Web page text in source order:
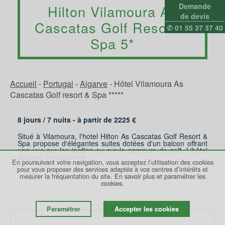
Demande
de devis
✆ 01 55 37 37 40
Hilton Vilamoura As
Cascatas Golf Resort &
Spa 5*
Accueil - Portugal -Algarve- Hôtel Vilamoura As
Cascatas Golf resort & Spa *****
8 jours / 7 nuits - à partir de 2225 €
Situé à Vilamoura, l'hotel Hilton As Cascatas Golf Resort &
Spa propose d'élégantes suites dotées d'un balcon offrant
une vue sur les jardins ou sur le parcours de golf. L'hôtel
...Plus
En poursuivant votre navigation, vous acceptez l’utilisation des cookies
pour vous proposer des services adaptés à vos centres d’intérêts et
mesurer la fréquentation du site. En savoir plus et paramétrer les
cookies.
Paramétrer Accepter les cookies